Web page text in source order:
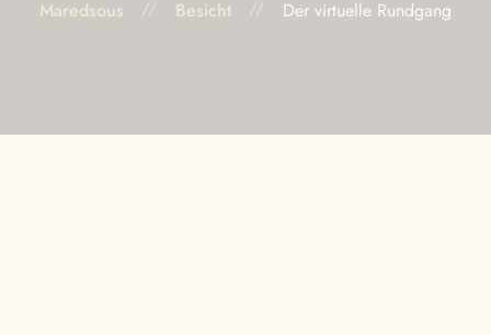
Maredsous Besicht Der virtuelle Rundgang